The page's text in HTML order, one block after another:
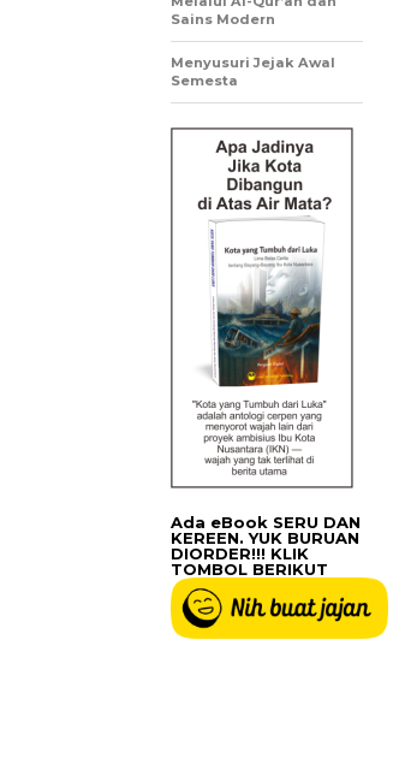
Sains Modern
Menyusuri Jejak Awal
Semesta
Ada eBook SERU DAN
KEREEN. YUK BURUAN
DIORDER!!! KLIK
TOMBOL BERIKUT